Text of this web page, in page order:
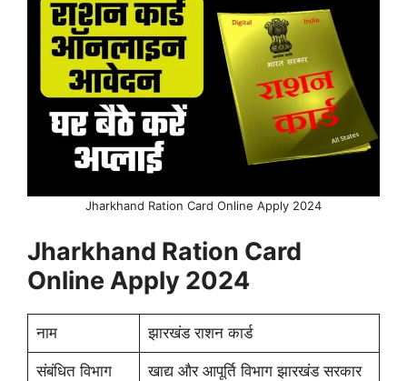
Jharkhand Ration Card Online Apply 2024
Jharkhand Ration Card
Online Apply 2024
नाम झारखंड राशन कार्ड
संबंधित विभाग खाद्य और आपूर्ति विभाग झारखंड सरकार